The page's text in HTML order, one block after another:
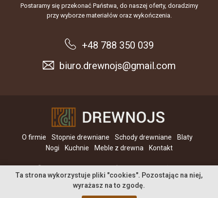
Postaramy się przekonać Państwa, do naszej oferty, doradzimy
przy wyborze materiałów oraz wykończenia.
+48 788 350 039
biuro.drewnojs@gmail.com
O firmie Stopnie drewniane Schody drewniane
Blaty
Nogi
Kuchnie Meble z drewna Kontakt
© 2026 DREWNOJS. Wszystkie prawa zastrzeżone.
Realizacja:magnis.pl
Ta strona wykorzystuje pliki "cookies". Pozostając na niej,
wyrażasz na to zgodę.